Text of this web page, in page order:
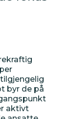
byr de på
aktivt